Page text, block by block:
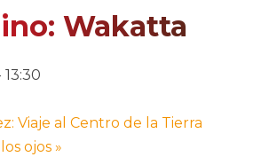
Wakatta
13:30
Viaje al Centro de la Tierra
ojos »